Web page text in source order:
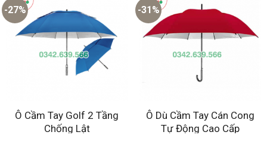
-27%
Ô Cầm Tay Golf 2 Tầng
Chống Lật
-31%
Ô Dù Cầm Tay Cán Cong
Tự Động Cao Cấp